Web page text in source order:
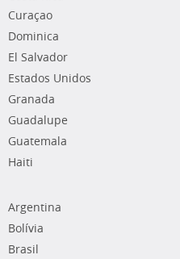
Curaçao
Dominica
El Salvador
Estados Unidos
Granada
Guadalupe
Guatemala
Haiti
Argentina
Bolívia
Brasil